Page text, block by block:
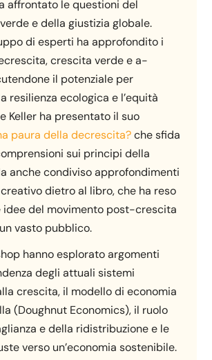
affrontato le questioni del
e della giustizia globale.
di esperti ha approfondito i
crescita verde e a-
il potenziale per
resilienza ecologica e l’equità
Keller ha presentato il suo
paura della decrescita?che sfida
sui principi della
anche condiviso approfondimenti
dietro al libro, che ha reso
idee del movimento post-crescita
vasto pubblico.
hanno esplorato argomenti
degli attuali sistemi
crescita, il modello di economia
(Doughnut Economics), il ruolo
e della ridistribuzione e le
verso un’economia sostenibile.